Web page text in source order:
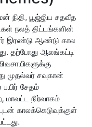
நிதி, பூஜ்ஜிய சதவீத
நலத் திட்டங்களின்
இரண்டு ஆண்டு கால
தற்போது ஆலங்கட்டி
முதல்வர் சவுகான்
சேதம்
மாவட்ட நிர்வாகம்
காலக்கெடுவுக்குள்